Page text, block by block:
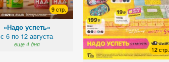
9 стр.
«Надо успеть»
с 6 по 12 августа
еще 4 дня
12 стр.